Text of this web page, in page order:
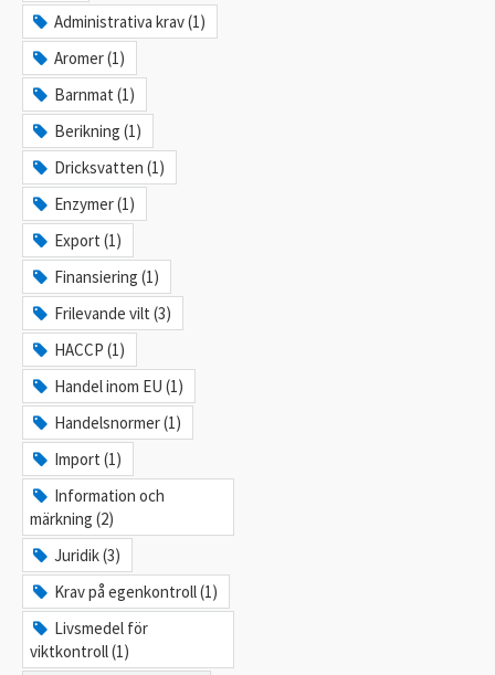
Administrativa krav (1)
Aromer (1)
Barnmat (1)
Berikning (1)
Dricksvatten (1)
Enzymer (1)
Export (1)
Finansiering (1)
Frilevande vilt (3)
HACCP (1)
Handel inom EU (1)
Handelsnormer (1)
Import (1)
Information och
märkning (2)
Juridik (3)
Krav på egenkontroll (1)
Livsmedel för
viktkontroll (1)